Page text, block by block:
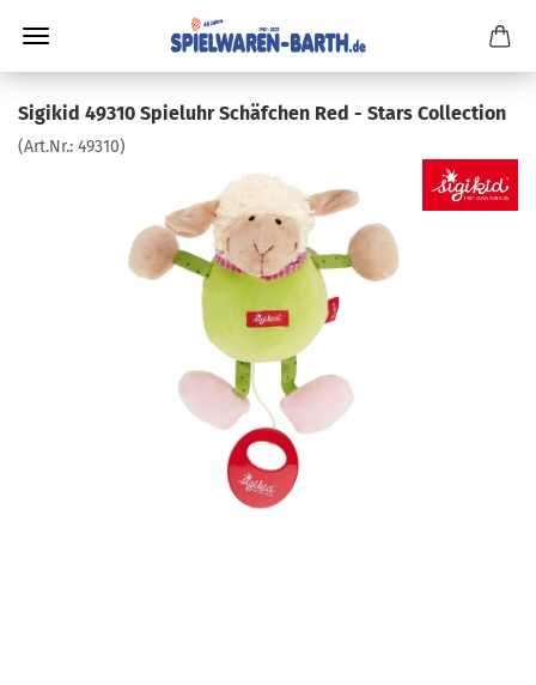
Sigikid 49310 Spieluhr Schäfchen Red - Stars Collection
(Art.Nr.: 49310)